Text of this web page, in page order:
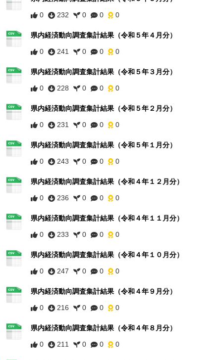
0 232 0 0 0
県内経済動向調査集計結果（令和５年４月分）
0 241 0 0 0
県内経済動向調査集計結果（令和５年３月分）
0 228 0 0 0
県内経済動向調査集計結果（令和５年２月分）
0 231 0 0 0
県内経済動向調査集計結果（令和５年１月分）
0 243 0 0 0
県内経済動向調査集計結果（令和４年１２月分）
0 236 0 0 0
県内経済動向調査集計結果（令和４年１１月分）
0 233 0 0 0
県内経済動向調査集計結果（令和４年１０月分）
0 247 0 0 0
県内経済動向調査集計結果（令和４年９月分）
0 216 0 0 0
県内経済動向調査集計結果（令和４年８月分）
0 211 0 0 0